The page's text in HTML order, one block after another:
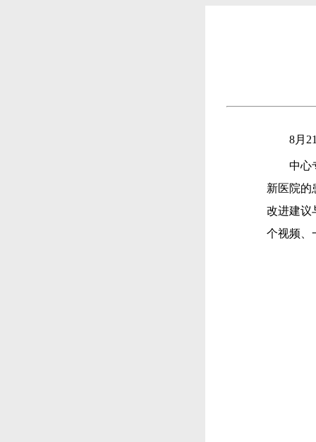
8月21
中心专
新医院的
改进建议
个视频、